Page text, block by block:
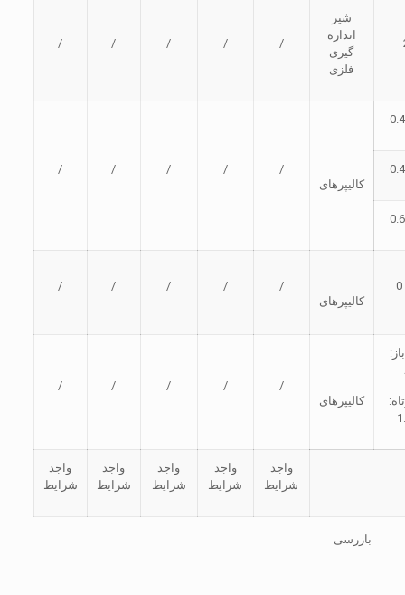
شیر
اندازه
گیری
فلزی
/
/
/
/
/
کالیپرهای
/
/
/
/
/
کالیپرهای
/
/
/
/
/
کالیپرهای
/
/
/
/
/
واجد
شرایط
واجد
شرایط
واجد
شرایط
واجد
شرایط
واجد
شرایط
بازرسی